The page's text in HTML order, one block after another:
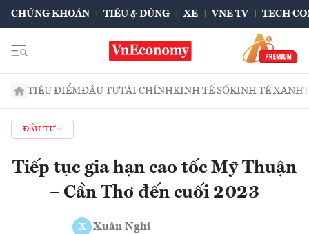
CHỨNG KHOÁN TIÊU & DÙNG XE VNE TV TECH
TIÊU ĐIỂMĐẦU TƯTÀI CHÍNHKINH TẾ SỐKINH TẾ XANH
ĐẦU TƯ
Tiếp tục gia hạn cao tốc Mỹ Thuận
– Cần Thơ đến cuối 2023
X Xuân Nghi